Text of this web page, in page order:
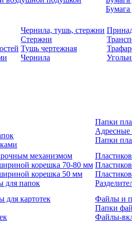
Чернила, тушь, стержни
Стержни
Тушь чертежная
Чернила
Папки
Адресные
Папки
механизмом
корешка 70-80 мм
корешка 50 мм
для папок
для картотек
Файлы и
Папки
Файлы-